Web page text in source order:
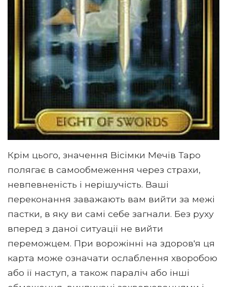
Крім цього, значення Вісімки Мечів Таро
полягає в самообмеження через страхи,
невпевненість і нерішучість. Ваші
переконання заважають вам вийти за межі
пастки, в яку ви самі себе загнали. Без руху
вперед з даної ситуації не вийти
переможцем. При ворожінні на здоров'я ця
карта може означати ослаблення хворобою
або її наступ, а також параліч або інші